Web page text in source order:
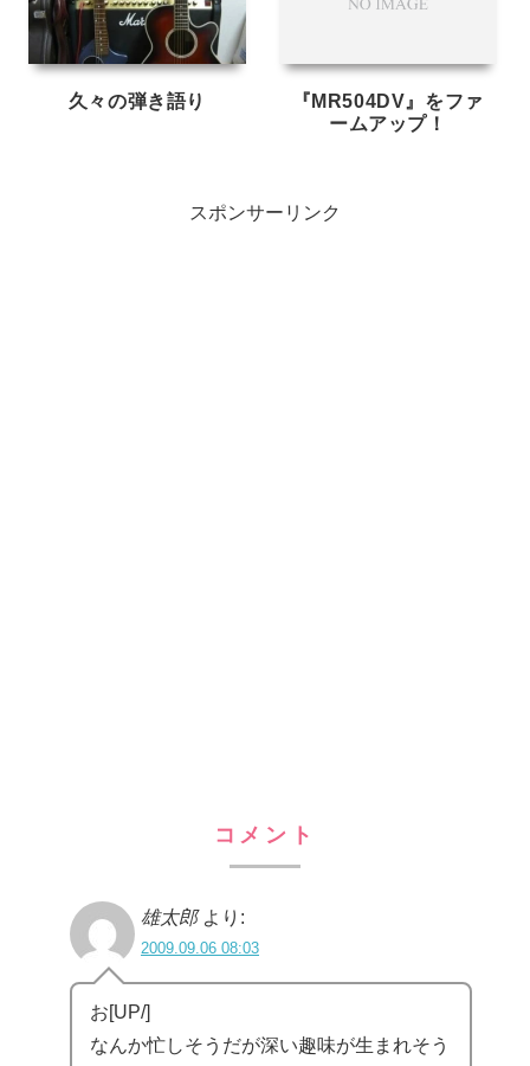
久々の弾き語り
『MR504DV』をファ
ームアップ！
スポンサーリンク
コメント
雄太郎 より:
2009.09.06 08:03
お[UP/]
なんか忙しそうだが深い趣味が生まれそう